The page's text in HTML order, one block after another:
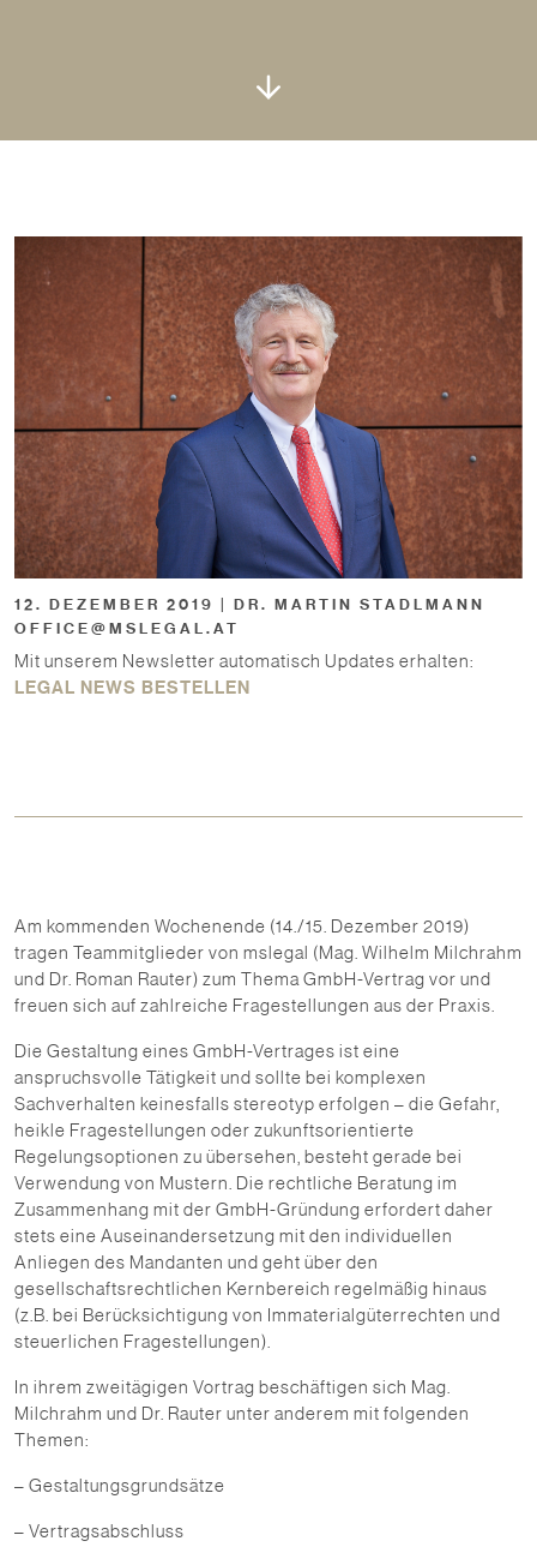
12. DEZEMBER 2019 | DR. MARTIN STADLMANN
OFFICE@MSLEGAL.AT
Mit unserem Newsletter automatisch Updates erhalten:
LEGAL NEWS BESTELLEN
Am kommenden Wochenende (14./15. Dezember 2019)
tragen Teammitglieder von mslegal (Mag. Wilhelm Milchrahm
und Dr. Roman Rauter) zum Thema GmbH-Vertrag vor und
freuen sich auf zahlreiche Fragestellungen aus der Praxis.
Die Gestaltung eines GmbH-Vertrages ist eine
anspruchsvolle Tätigkeit und sollte bei komplexen
Sachverhalten keinesfalls stereotyp erfolgen – die Gefahr,
heikle Fragestellungen oder zukunftsorientierte
Regelungsoptionen zu übersehen, besteht gerade bei
Verwendung von Mustern. Die rechtliche Beratung im
Zusammenhang mit der GmbH-Gründung erfordert daher
stets eine Auseinandersetzung mit den individuellen
Anliegen des Mandanten und geht über den
gesellschaftsrechtlichen Kernbereich regelmäßig hinaus
(z.B. bei Berücksichtigung von Immaterialgüterrechten und
steuerlichen Fragestellungen).
In ihrem zweitägigen Vortrag beschäftigen sich Mag.
Milchrahm und Dr. Rauter unter anderem mit folgenden
Themen:
– Gestaltungsgrundsätze
– Vertragsabschluss